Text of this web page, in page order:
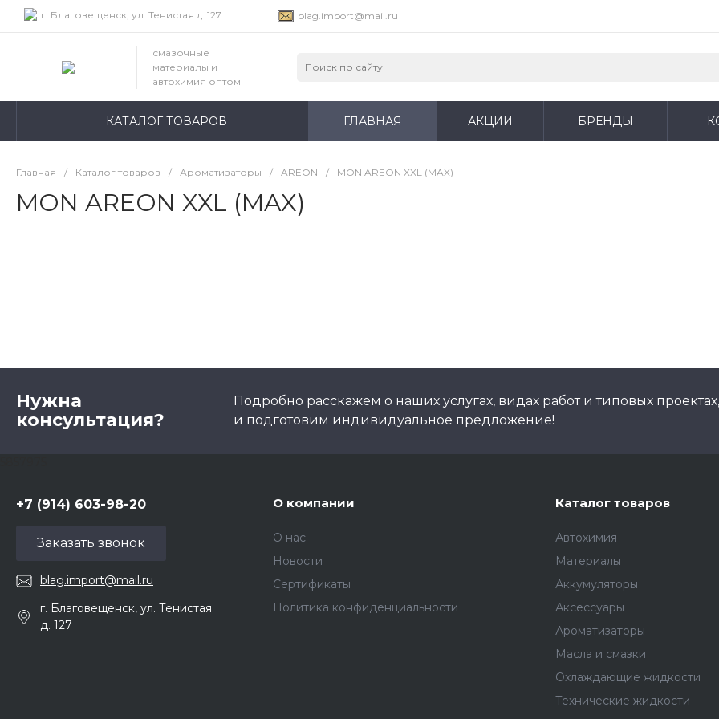
г. Благовещенск, ул. Тенистая д. 127 blag.import@mail.ru
смазочные
материалы и
автохимия оптом
КАТАЛОГ ТОВАРОВ ГЛАВНАЯ АКЦИИ БРЕНДЫ
Главная / Каталог товаров / Ароматизаторы / AREON / MON AREON XXL (MAX)
MON AREON XXL (MAX)
Нужна
консультация?
Подробно расскажем о наших услугах, видах работ и типовых
и подготовим индивидуальное предложение!
+7 (914) 603-98-20
Заказать звонок
blag.import@mail.ru
г. Благовещенск, ул. Тенистая
д. 127
О компании
О нас
Новости
Сертификаты
Политика конфиденциальности
Каталог товаров
Автохимия
Материалы
Аккумуляторы
Аксессуары
Ароматизаторы
Масла и смазки
Охлаждающие жидкости
Технические жидкости